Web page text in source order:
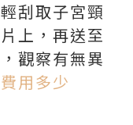
刮取子宮頸
上，再送至
觀察有無異
用多少